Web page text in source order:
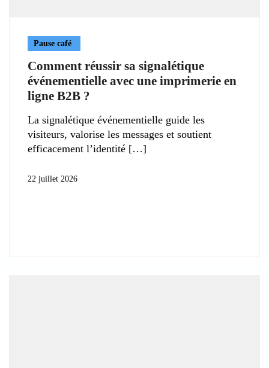
Pause café
Comment réussir sa signalétique
événementielle avec une imprimerie en
ligne B2B ?
La signalétique événementielle guide les
visiteurs, valorise les messages et soutient
efficacement l’identité
22 juillet 2026